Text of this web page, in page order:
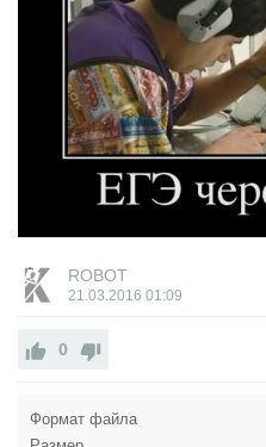
ROBOT
21.03.2016 01:09
0
Формат файла